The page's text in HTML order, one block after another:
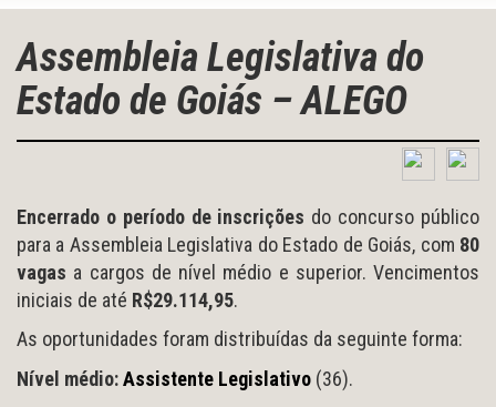
Assembleia Legislativa do
Estado de Goiás – ALEGO
Encerrado o período de inscrições do concurso público
para a Assembleia Legislativa do Estado de Goiás, com 80
vagas a cargos de nível médio e superior. Vencimentos
iniciais de até R$29.114,95.
As oportunidades foram distribuídas da seguinte forma:
Nível médio:Assistente Legislativo (36).